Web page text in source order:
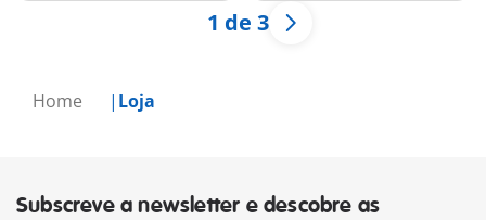
Home Loja
1 de 3
Subscreve a newsletter e descobre as